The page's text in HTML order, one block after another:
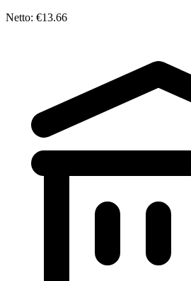
Netto: €13.66